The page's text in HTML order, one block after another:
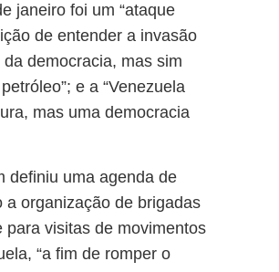
janeiro foi um “ataque
de entender a invasão
democracia, mas sim
e a “Venezuela
mas uma democracia
definiu uma agenda de
a organização de brigadas
para visitas de movimentos
“a fim de romper o